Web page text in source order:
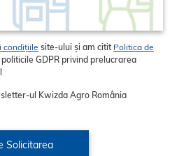
condițiile site-ului și am citit Politica de
ul Kwizda Agro România